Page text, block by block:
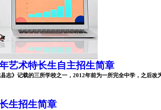
艺术特长生自主招生简章
志》记载的三所学校之一，2012年前为一所完全中学，之后改
生招生简章